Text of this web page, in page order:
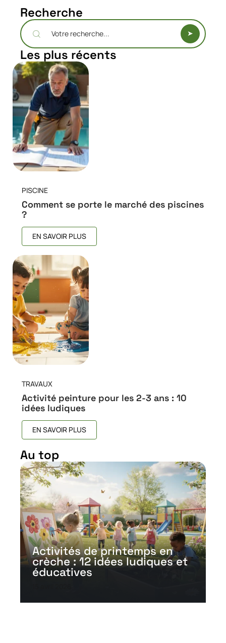
Recherche
Les plus récents
PISCINE
Comment se porte le marché des piscines
?
EN SAVOIR PLUS
TRAVAUX
Activité peinture pour les 2-3 ans : 10
idées ludiques
EN SAVOIR PLUS
Au top
Activités de printemps en
crèche : 12 idées ludiques et
éducatives